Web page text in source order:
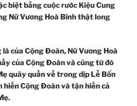
biệt bằng cuộc rước Kiệu Cung
Nữ Vương Hoà Bình thật long
là của Cộng Đoàn, Nữ Vương Hoà
của Cộng Đoàn và cũng từ đó
quây quần về trong dịp Lễ Bổn
hiến Cộng Đoàn và tận hiến cả